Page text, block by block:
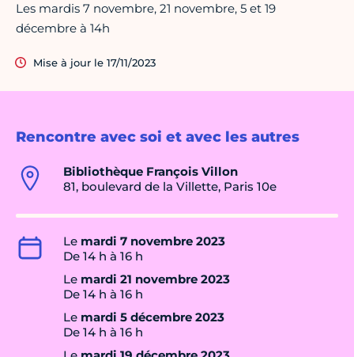
Rencontre avec soi et avec les autres
Bibliothèque François Villon
81, boulevard de la Villette, Paris 10e
Le mardi 7 novembre 2023
De 14 h à 16 h
Le mardi 21 novembre 2023
De 14 h à 16 h
Le mardi 5 décembre 2023
De 14 h à 16 h
Les mardis 7 novembre, 21 novembre, 5 et 19
décembre à 14h
Mise à jour le 17/11/2023